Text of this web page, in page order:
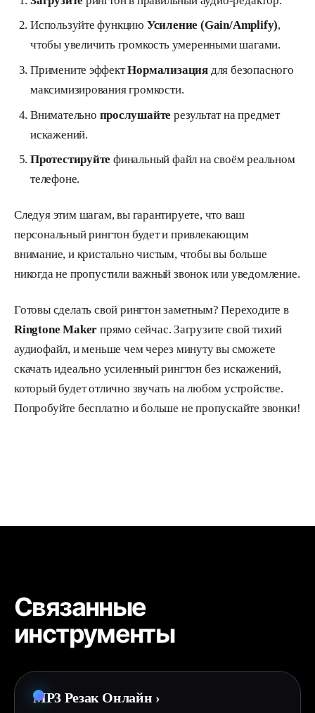
Используйте функцию Усиление (Gain/Amplify),
чтобы увеличить громкость умеренными шагами.
Примените эффектНормализация для безопасного
максимизирования громкости.
Внимательно прослушайте результат на предмет
искажений.
Протестируйте финальный файл на своём реальном
телефоне.
Следуя этим шагам, вы гарантируете, что ваш
персональный рингтон будет и привлекающим
внимание, и кристально чистым, чтобы вы больше
никогда не пропустили важный звонок или уведомление.
Готовы сделать свой рингтон заметным? Переходите в
Ringtone Maker прямо сейчас. Загрузите свой тихий
аудиофайл, и меньше чем через минуту вы сможете
скачать идеально усиленный рингтон без искажений,
который будет отлично звучать на любом устройстве.
Попробуйте бесплатно и больше не пропускайте звонки!
Связанные
инструменты
MP3 Резак Онлайн ›